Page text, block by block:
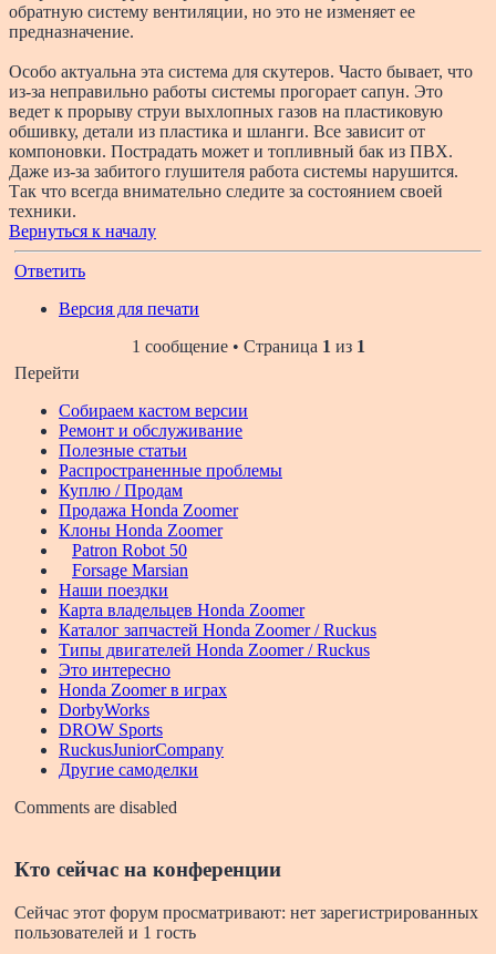
обратную систему вентиляции, но это не изменяет ее
предназначение.
Особо актуальна эта система для скутеров. Часто бывает, что
из-за неправильно работы системы прогорает сапун. Это
ведет к прорыву струи выхлопных газов на пластиковую
обшивку, детали из пластика и шланги. Все зависит от
компоновки. Пострадать может и топливный бак из ПВХ.
Даже из-за забитого глушителя работа системы нарушится.
Так что всегда внимательно следите за состоянием своей
техники.
Вернуться к началу
Ответить
Версия для печати
1 сообщение • Страница 1 из 1
Перейти
Собираем кастом версии
Ремонт и обслуживание
Полезные статьи
Распространенные проблемы
Куплю / Продам
Продажа Honda Zoomer
Клоны Honda Zoomer
Patron Robot 50
Forsage Marsian
Наши поездки
Карта владельцев Honda Zoomer
Каталог запчастей Honda Zoomer / Ruckus
Типы двигателей Honda Zoomer / Ruckus
Это интересно
Honda Zoomer в играх
DorbyWorks
DROW Sports
RuckusJuniorCompany
Другие самоделки
Comments are disabled
Кто сейчас на конференции
Сейчас этот форум просматривают: нет зарегистрированных
пользователей и 1 гость